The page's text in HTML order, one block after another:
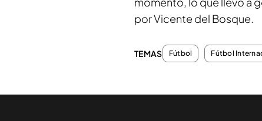
por Vicente del Bosque.
TEMAS Fútbol Fútbol